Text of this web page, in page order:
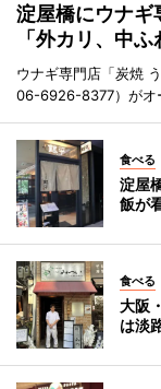
淀屋橋にウナ
「外カリ、中ふ
ウナギ専門店「炭焼
06-6926-8377）がオ
食べる
淀屋
飯が
食べる
大阪
は淡